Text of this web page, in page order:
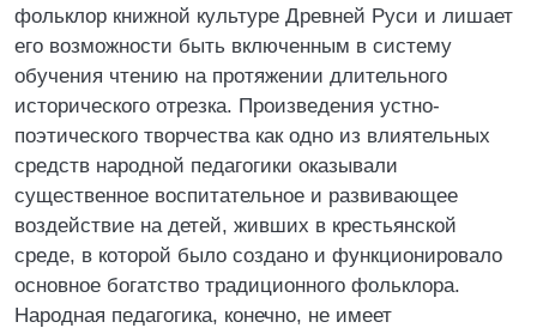
фольклор книжной культуре Древней Руси и лишает
его возможности быть включенным в систему
обучения чтению на протяжении длительного
исторического отрезка. Произведения устно-
поэтического творчества как одно из влиятельных
средств народной педагогики оказывали
существенное воспитательное и развивающее
воздействие на детей, живших в крестьянской
среде, в которой было создано и функционировало
основное богатство традиционного фольклора.
Народная педагогика, конечно, не имеет